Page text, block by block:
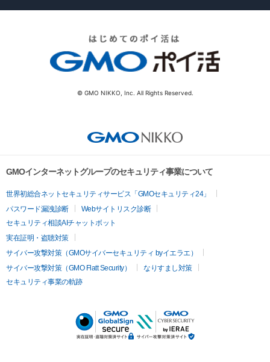
© GMO NIKKO, Inc. All Rights Reserved.
GMOインターネットグループのセキュリティ事業について
世界初総合ネットセキュリティサービス「GMOセキュリティ24」
パスワード漏洩診断
Webサイトリスク診断
セキュリティ相談AIチャットボット
実在証明・盗聴対策
サイバー攻撃対策（GMOサイバーセキュリティ byイエラエ）
サイバー攻撃対策（GMO Flatt Security）
なりすまし対策
セキュリティ事業の軌跡